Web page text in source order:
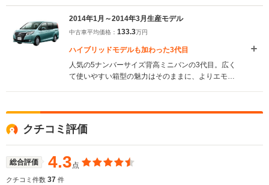
2014年1月～2014年3月生産モデル
中古車平均価格： 133.3万円
ハイブリッドモデルも加わった3代目
人気の5ナンバーサイズ背高ミニバンの3代目。広く
て使いやすい箱型の魅力はそのままに、よりエモー
連続する大型フロントグリルの採用などによって、
堂々とした佇まいとなっている。インテリアでは、
メーターパネルフードが低く設定されるなど、見晴
らしの良さと広々感が演出されている。また、ラゲ
ージの床下収納スペースが拡大されるなど、ユーテ
ィリティ性能も向上。エンジンは2Lのガソリンに加
クチコミ評価
総合評価 4.3点
クチコミ件数 37 件